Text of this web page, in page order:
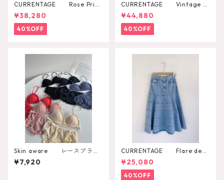
CURRENTAGE Rose Print
Shirt
¥38,280
40%OFF
CURRENTAGE Vintage L
ace Blouse
¥44,880
40%OFF
Skin aware レースブラト
ップ
¥7,920
CURRENTAGE Flare deni
m skirt
¥25,080
40%OFF